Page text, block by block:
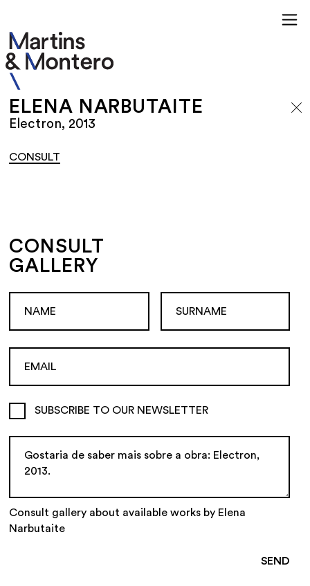
ELENA NARBUTAITE
Electron, 2013
CONSULT
CONSULT
GALLERY
SUBSCRIBE TO OUR NEWSLETTER
Consult gallery about available works by Elena
Narbutaite